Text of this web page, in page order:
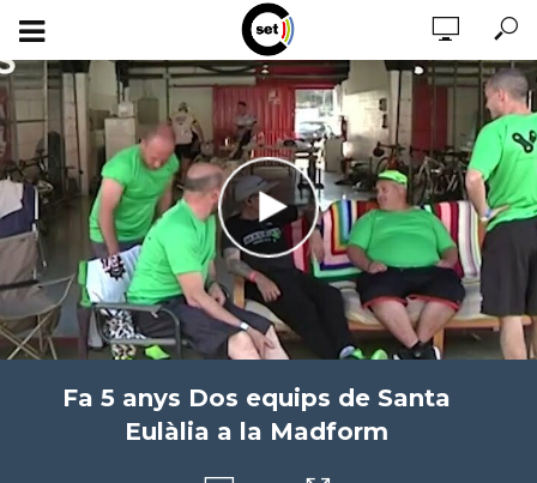
Fa 5 anys Dos equips de Santa
Eulàlia a la Madform